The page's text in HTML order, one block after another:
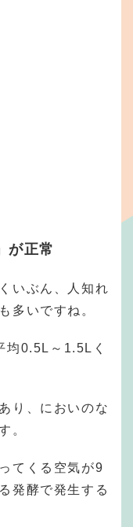
が正常
いぶん、人知れ
多いですね。
均0.5L～1.5Lく
り、においのな
。
てくる空気が9
発酵で発生する